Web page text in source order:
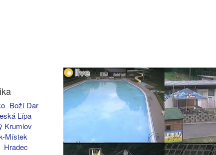
Boží Dar
Lípa
Krumlov
Místek
Hradec